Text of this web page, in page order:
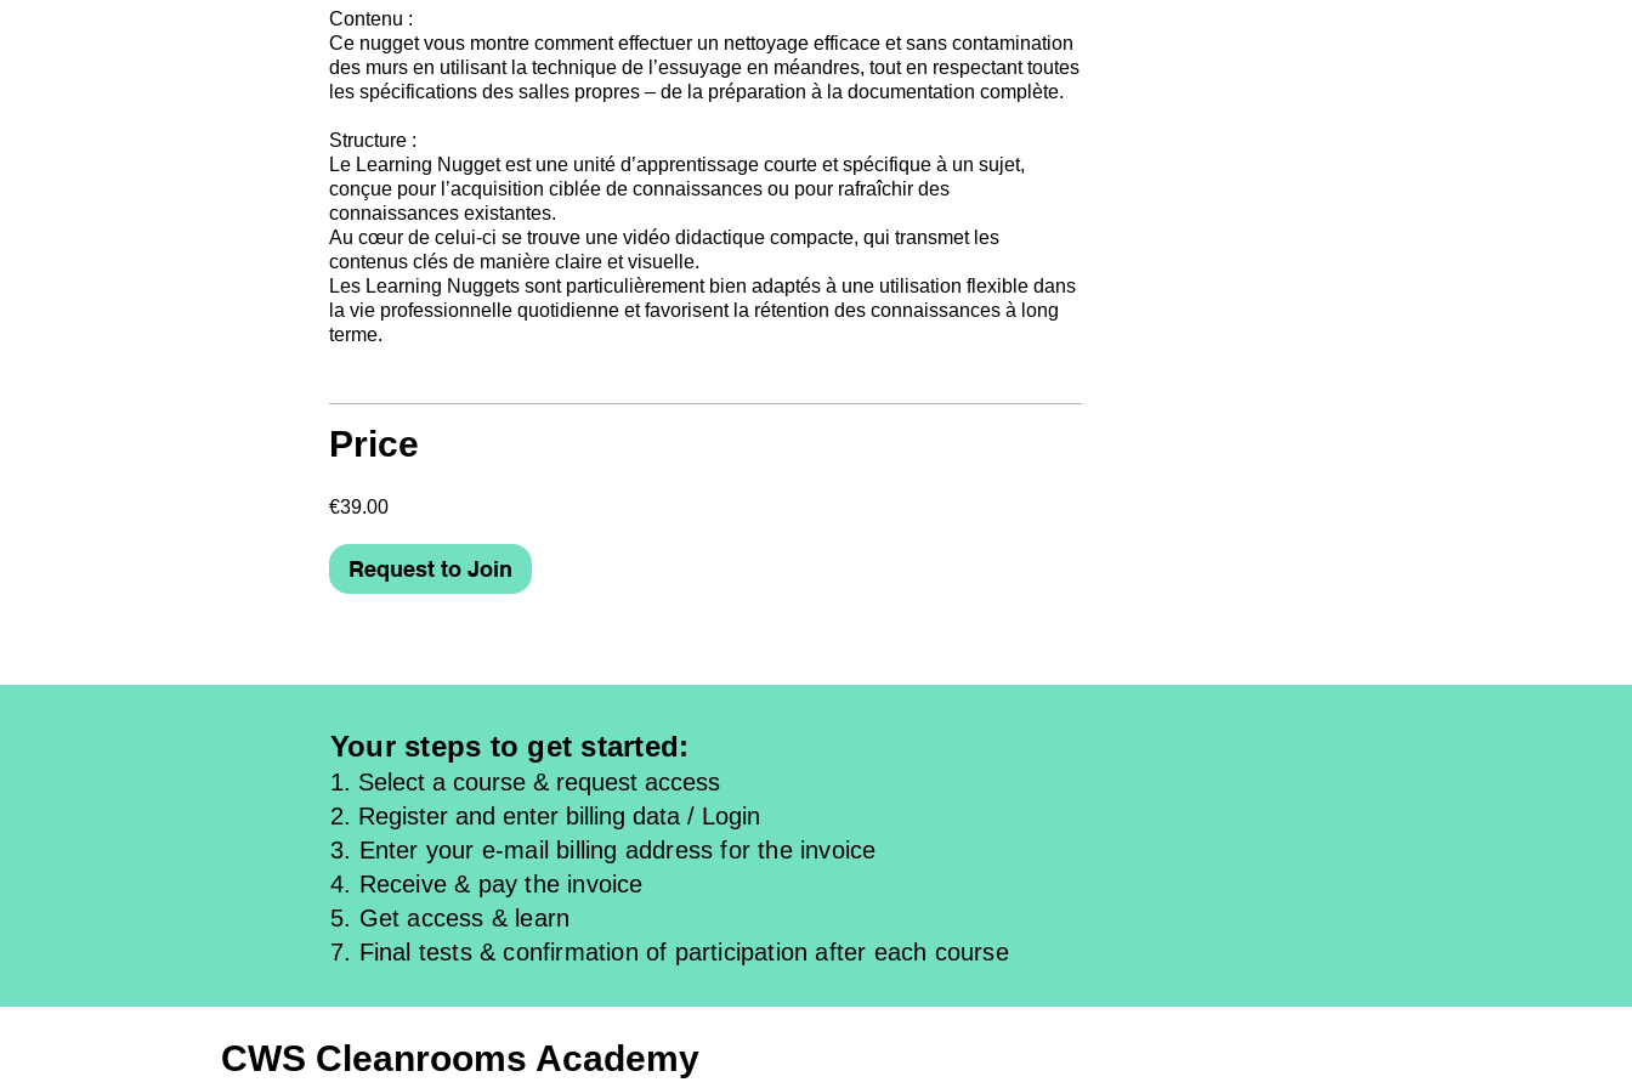
Contenu :
Ce nugget vous montre comment effectuer un nettoyage efficace et sans contamination
des murs en utilisant la technique de l’essuyage en méandres, tout en respectant toutes
les spécifications des salles propres – de la préparation à la documentation complète.
Structure :
Le Learning Nugget est une unité d’apprentissage courte et spécifique à un sujet,
conçue pour l’acquisition ciblée de connaissances ou pour rafraîchir des
connaissances existantes.
Au cœur de celui-ci se trouve une vidéo didactique compacte, qui transmet les
contenus clés de manière claire et visuelle.
Les Learning Nuggets sont particulièrement bien adaptés à une utilisation flexible dans
la vie professionnelle quotidienne et favorisent la rétention des connaissances à long
terme.
Price
€39.00
Request to Join
Your steps to get started:
1. Select a course & request access
2. Register and enter billing data / Login
3. Enter your e-mail billing address for the invoice
4. Receive & pay the invoice
5. Get access & learn
7. Final tests & confirmation of participation after each course
CWS Cleanrooms Academy